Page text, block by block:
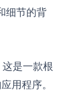
细节的背
是一款根
用程序。